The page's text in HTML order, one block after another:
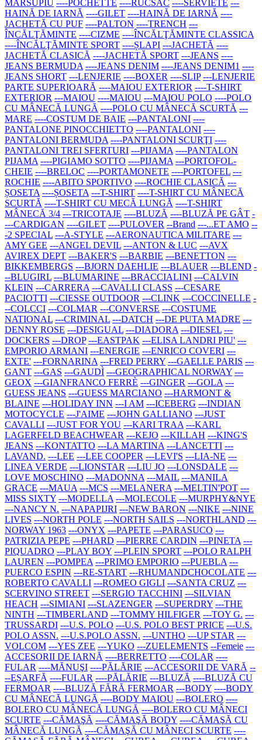
MARSUPIU ----POCHETTE ----RUCSAC ----SERVIETE ---
HAINĂ DE IARNĂ ----GILET ----HAINĂ DE IARNĂ ----
JACHETĂ CU PUF ----PALTON ----TRENCH ---
ÎNCĂLŢĂMINTE ----CIZME ----ÎNCĂLŢĂMINTE CLASSICA
----ÎNCĂLŢĂMINTE SPORT ----ȘLAPI ---JACHETĂ ----
JACHETĂ CLASICĂ ----JACHETĂ SPORT ---JEANS ----
JEANS BERMUDA ----JEANS DENIM ----JEANS DENIM1 ----
JEANS SHORT ---LENJERIE ----BOXER ----SLIP ---LENJERIE
PARTE SUPERIOARĂ ----MAIOU EXTERIOR ----T-SHIRT
EXTERIOR ---MAIOU ----MAIOU ---MAIOU POLO ----POLO
CU MÂNECĂ LUNGĂ ----POLO CU MÂNECĂ SCURTĂ ---
MARE ----COSTUM DE BAIE ---PANTALONI ----
PANTALONE PINOCCHIETTO ----PANTALONI ----
PANTALONI BERMUDA ----PANTALONI SCURŢI ----
PANTALONI TREI SFERTURI ---PIJAMA ----PANTALON
PIJAMA ----PIGIAMO SOTTO ----PIJAMA ---PORTOFOL-
CHEIE ----BRELOC ----PORTAMONETE ----PORTOFEL ---
ROCHIE ----ABITO SPORTIVO ----ROCHIE CLASICĂ ---
ȘOSETA ----ȘOSETA ---T-SHIRT ----T-SHIRT CU MÂNECĂ
SCURTĂ ----T-SHIRT CU MECĂ LUNGĂ ----T-SHIRT
MÂNECĂ 3/4 ---TRICOTAJE ----BLUZĂ ----BLUZĂ PE GÂT -
---CARDIGAN ----GILET ----PULOVER --Brand ---...ET AMO --
-2 SPECIAL ---A-STYLE ---AERONAUTICA MILITARE ---
AMY GEE ---ANGEL DEVIL ---ANTON & LUC ---AVX
AVIREX DEPT ---BAKER'S ---BARBIE ---BENETTON ---
BIKKEMBERGS ---BJORN DAEHLIE ---BLAUER ---BLEND -
--BLUGIRL ---BLUMARINE ---BRACCIALINI ---CALVIN
KLEIN ---CARRERA ---CAVALLI CLASS ---CESARE
PACIOTTI ---CIESSE OUTDOOR ---CLINK ---COCCINELLE -
--COLCCI ---COLMAR ---CONVERSE ---COSTUME
NATIONAL ---CRIMINAL ---DATCH ---DE PUTA MADRE ---
DENNY ROSE ---DESIGUAL ---DIADORA ---DIESEL ---
DOCKERS ---DROP ---EASTPAK ---ELISA LANDRI PIU' ---
EMPORIO ARMANI ---ENERGIE ---ENRICO COVERI ---
EXTE' ---FORNARINA ---FRED PERRY ---GAELLE PARIS ---
GANT ---GAS ---GAUDÌ ---GEOGRAPHICAL NORWAY ---
GEOX ---GIANFRANCO FERRÈ ---GINGER ---GOLA ---
GUESS JEANS ---GUESS MARCIANO ---HARMONT &
BLAINE ---HOLIDAY INN ---I AM ---ICEBERG ---INDIAN
MOTOCYCLE ---J'AIME ---JOHN GALLIANO ---JUST
CAVALLI ---JUST FOR YOU ---KARI TRAA ---KARL
LAGERFELD BEACHWEAR ---KEJO ---KILLAH ---KING'S
JEANS ---KONTATTO ---LA MARTINA ---LANCETTI ---
LAVAND. ---LEE ---LEE COOPER ---LEVI'S ---LIA-NE ---
LINEA VERDE ---LIONSTAR ---LIU JO ---LONSDALE ---
LOVE MOSCHINO ---MADONNA ---MAIL ---MANILA
GRACE ---MAUA ---MCS ---MELANERA ---MELTIN'POT ---
MISS SIXTY ---MODELLA ---MOLECOLE ---MURPHY&NYE
---NANCY N. ---NAPAPIJRI ---NEW BARON ---NIKE ---NINE
LIVES ---NORTH POLE ---NORTH SAILS ---NORTHLAND ---
NORWAY 1963 ---ONYX ---PAPETE ---PARASUCO ---
PATRIZIA PEPE ---PHARD ---PIERRE CARDIN ---PINETA ---
PIQUADRO ---PLAY BOY ---PLEIN SPORT ---POLO RALPH
LAUREN ---POMPEA ---PRIMO EMPORIO ---PUEBLA ---
PUERCO ESPIN ---RE-START ---RHUMANDCHOCOLATE ---
ROBERTO CAVALLI ---ROMEO GIGLI ---SANTA CRUZ ---
SCERVINO STREET ---SERGIO TACCHINI ---SILVIAN
HEACH ---SIMIANI ---SLAZENGER ---SUPERDRY ---THE
NINTH ---TIMBERLAND ---TOMMY HILFIGER ---TOY G. ---
TRUSSARDI ---U.S. POLO ---U.S. POLO BEST PRICE ---U.S.
POLO ASSN. ---U.S.POLO ASSN. ---UNTHO ---UP STAR ---
VOLCOM ---YES ZEE ---YUKO ---ZUELEMENTS --Femeie ---
ACCESORII DE IARNĂ ----BERRETTO ----COLAR ----
FULAR ----MĂNUŞI ----PĂLĂRIE ---ACCESORII DE VARĂ --
--EȘARFĂ ----FULAR ----PĂLĂRIE ---BLUZĂ ----BLUZĂ CU
FERMOAR ----BLUZĂ FĂRĂ FERMOAR ---BODY ----BODY
CU MÂNECĂ LUNGĂ ----BODY MAIOU ---BOLERO ----
BOLERO CU MÂNECĂ LUNGĂ ----BOLERO CU MÂNECI
SCURTE ---CĂMAŞĂ ----CĂMAŞĂ BODY ----CĂMAŞĂ CU
MÂNECĂ LUNGĂ ----CĂMAŞĂ CU MÂNECI SCURTE ----